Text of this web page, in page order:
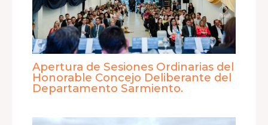
Apertura de Sesiones Ordinarias del
Honorable Concejo Deliberante del
Departamento Sarmiento.